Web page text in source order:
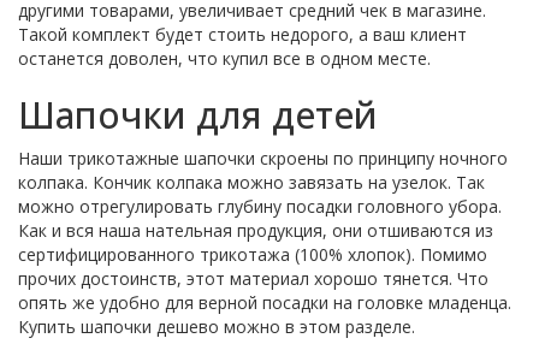
другими товарами, увеличивает средний чек в магазине.
Такой комплект будет стоить недорого, а ваш клиент
останется доволен, что купил все в одном месте.
Шапочки для детей
Наши трикотажные шапочки скроены по принципу ночного
колпака. Кончик колпака можно завязать на узелок. Так
можно отрегулировать глубину посадки головного убора.
Как и вся наша нательная продукция, они отшиваются из
сертифицированного трикотажа (100% хлопок). Помимо
прочих достоинств, этот материал хорошо тянется. Что
опять же удобно для верной посадки на головке младенца.
Купить шапочки дешево можно в этом разделе.